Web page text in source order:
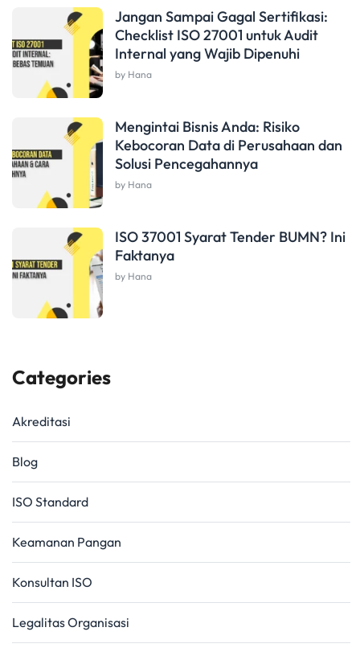
Jangan Sampai Gagal Sertifikasi:
Checklist ISO 27001 untuk Audit
Internal yang Wajib Dipenuhi
by Hana
Mengintai Bisnis Anda: Risiko
Kebocoran Data di Perusahaan dan
Solusi Pencegahannya
by Hana
ISO 37001 Syarat Tender BUMN? Ini
Faktanya
by Hana
Categories
Akreditasi
Blog
ISO Standard
Keamanan Pangan
Konsultan ISO
Legalitas Organisasi